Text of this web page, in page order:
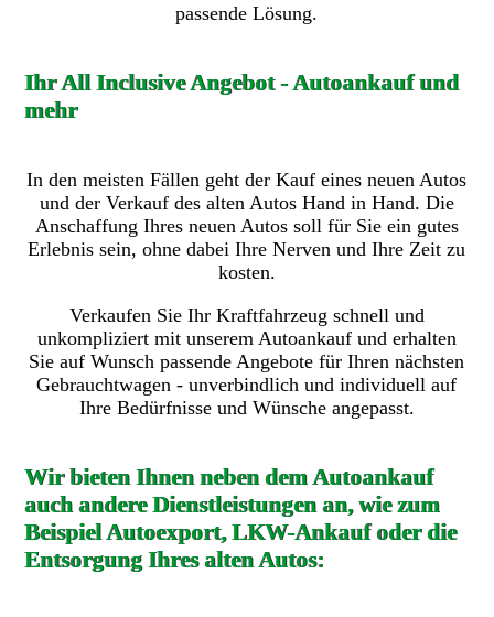
passende Lösung.
Ihr All Inclusive Angebot - Autoankauf und
mehr
In den meisten Fällen geht der Kauf eines neuen Autos
und der Verkauf des alten Autos Hand in Hand. Die
Anschaffung Ihres neuen Autos soll für Sie ein gutes
Erlebnis sein, ohne dabei Ihre Nerven und Ihre Zeit zu
kosten.
Verkaufen Sie Ihr Kraftfahrzeug schnell und
unkompliziert mit unserem Autoankauf und erhalten
Sie auf Wunsch passende Angebote für Ihren nächsten
Gebrauchtwagen - unverbindlich und individuell auf
Ihre Bedürfnisse und Wünsche angepasst.
Wir bieten Ihnen neben dem Autoankauf
auch andere Dienstleistungen an, wie zum
Beispiel Autoexport, LKW-Ankauf oder die
Entsorgung Ihres alten Autos: